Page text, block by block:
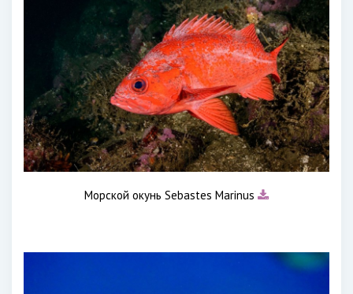
Морской окунь Sebastes Marinus